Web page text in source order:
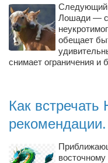
Следующий
Лошади —
обещает
снимает ограничения и
Как